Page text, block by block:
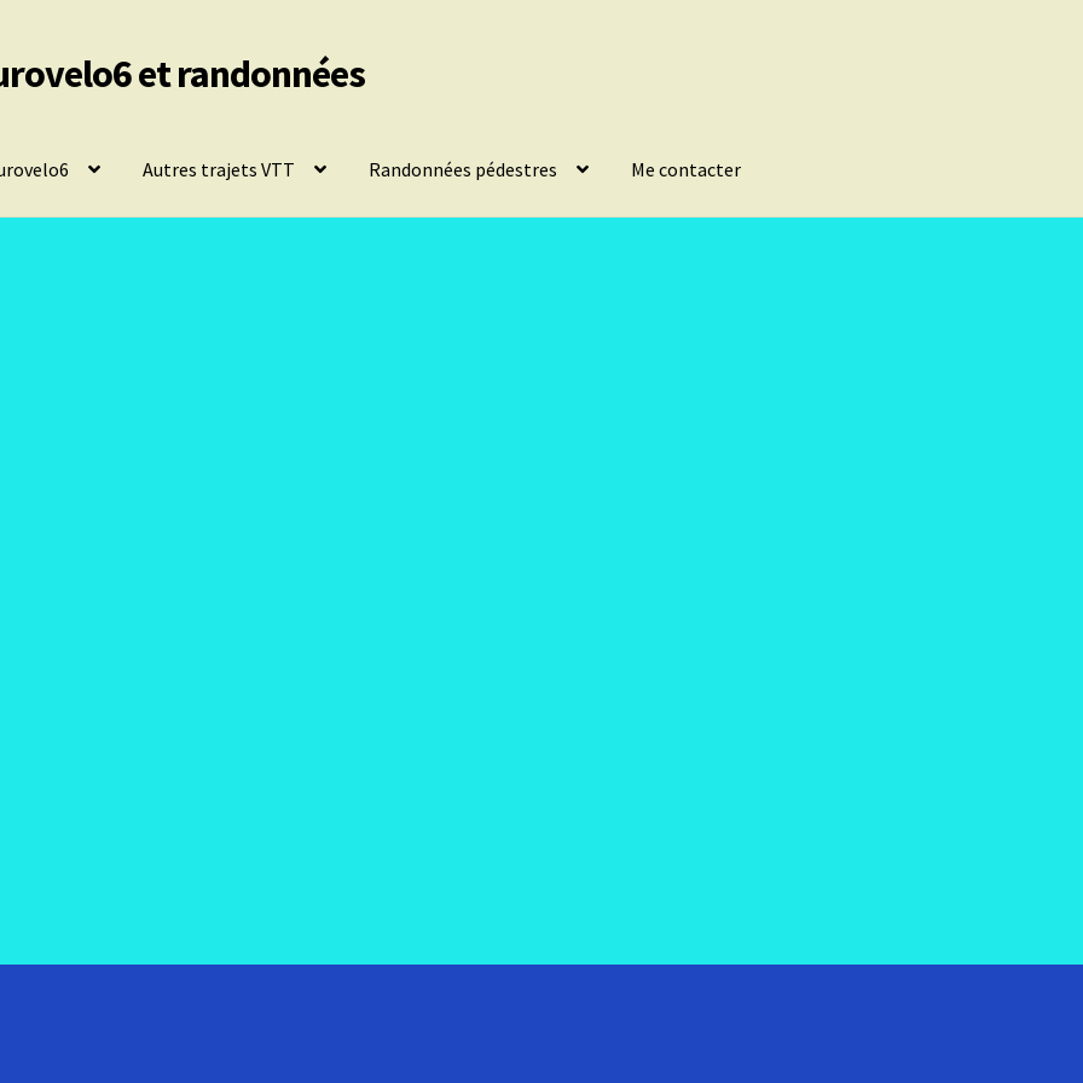
et randonnées
Autres trajets VTT Randonnées pédestres Me contacter